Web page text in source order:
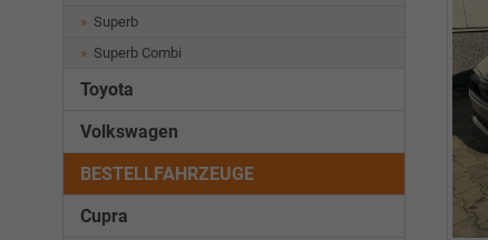
Superb
Superb Combi
Toyota
Volkswagen
BESTELLFAHRZEUGE
Cupra